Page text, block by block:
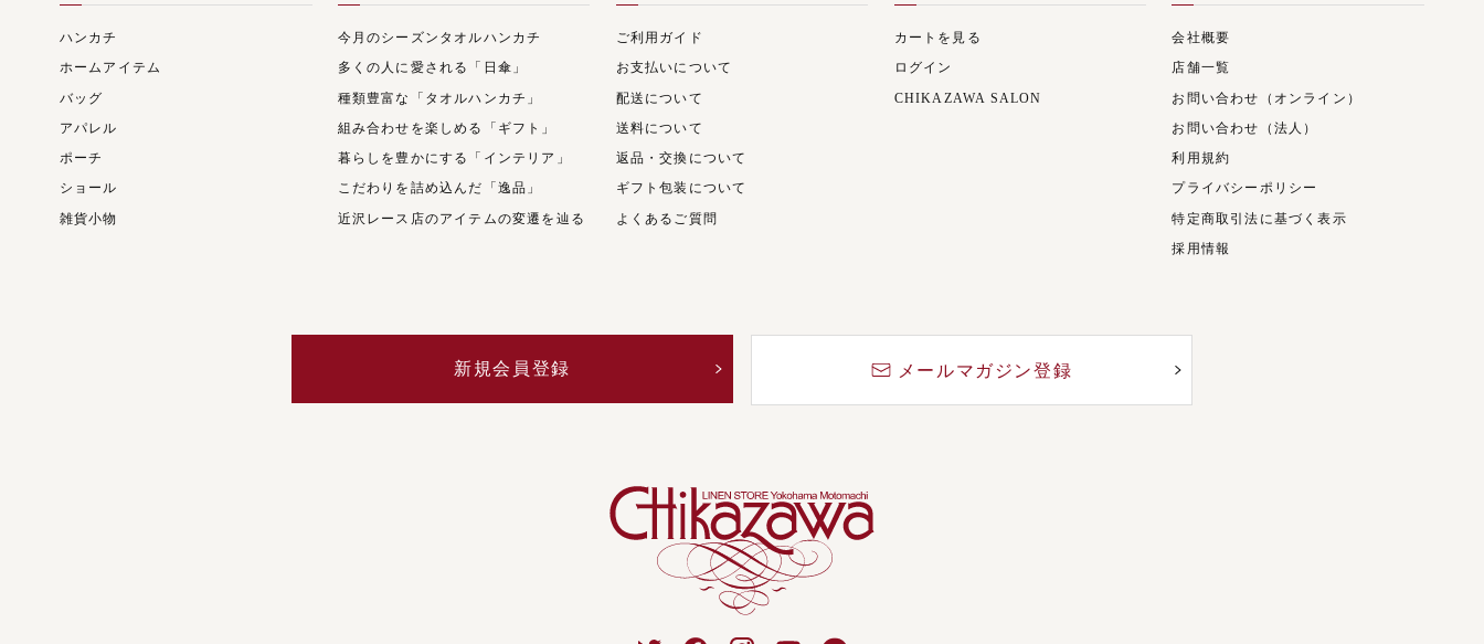
ハンカチ
ホームアイテム
バッグ
アパレル
ポーチ
ショール
雑貨小物
今月のシーズンタオルハンカチ
多くの人に愛される「日傘」
種類豊富な「タオルハンカチ」
組み合わせを楽しめる「ギフト」
暮らしを豊かにする「インテリア」
こだわりを詰め込んだ「逸品」
近沢レース店のアイテムの変遷を辿る
ご利用ガイド
お支払いについて
配送について
送料について
返品・交換について
ギフト包装について
よくあるご質問
カートを見る
ログイン
CHIKAZAWA SALON
会社概要
店舗一覧
お問い合わせ（オンライン）
お問い合わせ（法人）
利用規約
プライバシーポリシー
特定商取引法に基づく表示
採用情報
新規会員登録 メールマガジン登録